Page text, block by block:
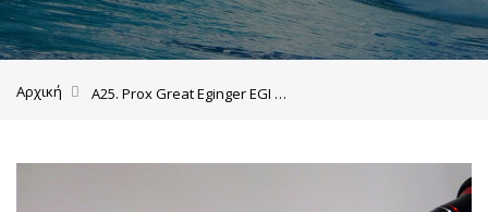
Αρχική A25. Prox Great Eginger EGI 2-3.5